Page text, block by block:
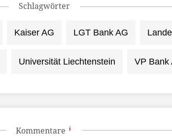
Schlagwörter
Kaiser AG LGT Bank AG
Universität Liechtenstein VP Bank
Kommentare